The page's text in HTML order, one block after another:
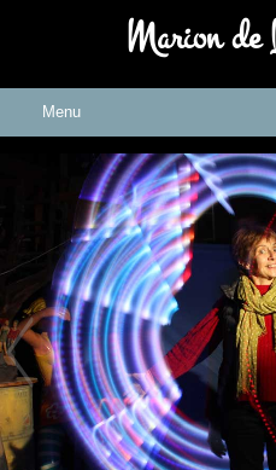
Marion de
Menu